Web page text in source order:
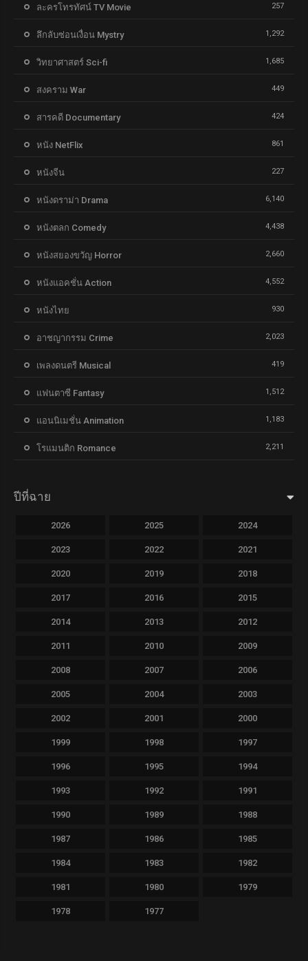
ละครโทรทัศน์ TV Movie 257
ลึกลับซ่อนเงื่อน Mystry 1,292
วิทยาศาสตร์ Sci-fi 1,685
สงคราม War 449
สารคดี Documentary 424
หนัง NetFlix 861
หนังจีน 227
หนังดราม่า Drama 6,140
หนังตลก Comedy 4,438
หนังสยองขวัญ Horror 2,660
หนังแอคชั่น Action 4,552
หนังไทย 930
อาชญากรรม Crime 2,023
เพลงดนตรี Musical 419
แฟนตาซี Fantasy 1,512
แอนนิเมชั่น Animation 1,183
โรแมนติก Romance 2,211
ปีที่ฉาย
2026 2025 2024
2023 2022 2021
2020 2019 2018
2017 2016 2015
2014 2013 2012
2011 2010 2009
2008 2007 2006
2005 2004 2003
2002 2001 2000
1999 1998 1997
1996 1995 1994
1993 1992 1991
1990 1989 1988
1987 1986 1985
1984 1983 1982
1981 1980 1979
1978 1977